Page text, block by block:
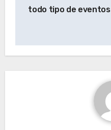
entradas
todo tipo de eventos